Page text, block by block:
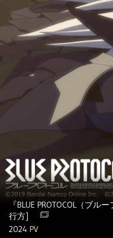
『BLUE PROTOCOL（ブ
行方]
2024 PV